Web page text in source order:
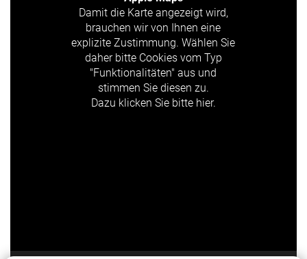
Damit die Karte angezeigt wird,
brauchen wir von Ihnen eine
explizite Zustimmung. Wählen Sie
daher bitte Cookies vom Typ
"Funktionalitäten" aus und
stimmen Sie diesen zu.
Dazu klicken Sie bitte hier.